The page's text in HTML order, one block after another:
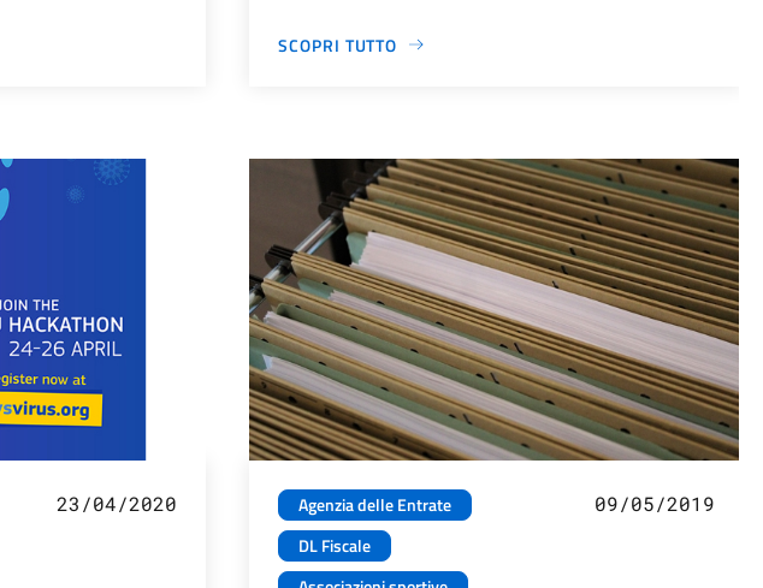
SCOPRI TUTTO
23/04/2020
Agenzia delle Entrate
DL Fiscale
09/05/2019